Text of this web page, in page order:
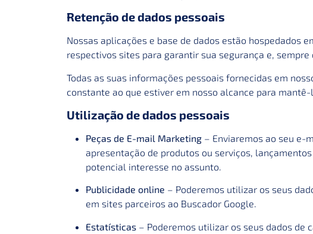
Retenção de dados pessoais
Nossas aplicações e base de dados estão hospedados
respectivos sites para garantir sua segurança e,
Todas as suas informações pessoais fornecidas em
constante ao que estiver em nosso alcance para
Utilização de dados pessoais
Peças de E-mail Marketing – Enviaremos ao seu e-
apresentação de produtos ou serviços,
potencial interesse no assunto.
Publicidade online – Poderemos utilizar os seus
em sites parceiros ao Buscador Google.
Estatísticas – Poderemos utilizar os seus dados de